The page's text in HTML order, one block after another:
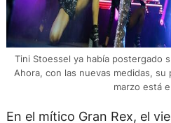
Tini Stoessel ya había postergado
Ahora, con las nuevas medidas,
marzo está
En el mítico Gran Rex, el